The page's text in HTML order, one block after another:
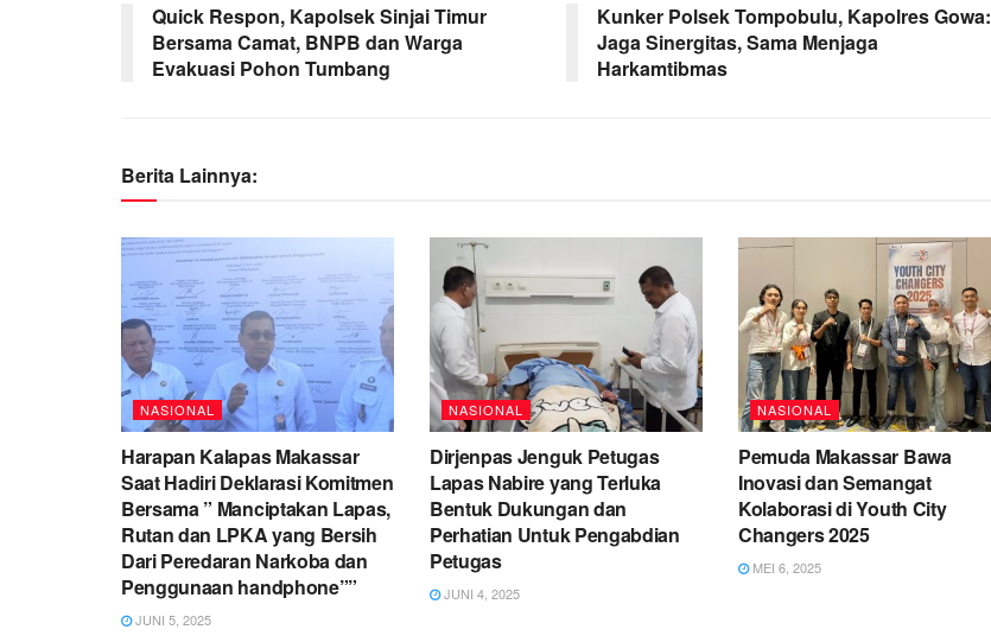
Quick Respon, Kapolsek Sinjai Timur
Bersama Camat, BNPB dan Warga
Evakuasi Pohon Tumbang
Kunker Polsek Tompobulu, Kapolres Gowa:
Jaga Sinergitas, Sama Menjaga
Harkamtibmas
Berita Lainnya:
NASIONAL
Harapan Kalapas Makassar
Saat Hadiri Deklarasi Komitmen
Bersama ” Manciptakan Lapas,
Rutan dan LPKA yang Bersih
Dari Peredaran Narkoba dan
Penggunaan handphone””
JUNI 5, 2025
NASIONAL
Dirjenpas Jenguk Petugas
Lapas Nabire yang Terluka
Bentuk Dukungan dan
Perhatian Untuk Pengabdian
Petugas
JUNI 4, 2025
NASIONAL
Pemuda Makassar Bawa
Inovasi dan Semangat
Kolaborasi di Youth City
Changers 2025
MEI 6, 2025